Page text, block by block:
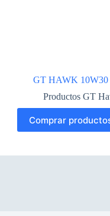
GT HAWK 10W30
Productos GT
Comprar